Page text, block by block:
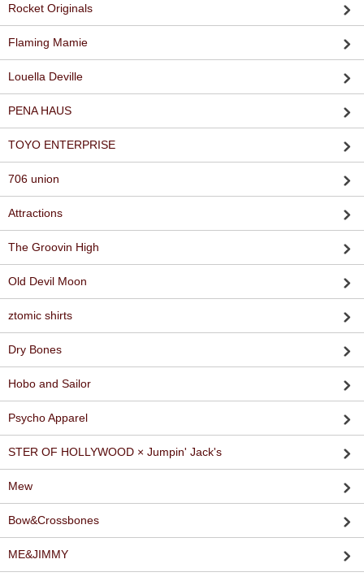
Rocket Originals
Flaming Mamie
Louella Deville
PENA HAUS
TOYO ENTERPRISE
706 union
Attractions
The Groovin High
Old Devil Moon
ztomic shirts
Dry Bones
Hobo and Sailor
Psycho Apparel
STER OF HOLLYWOOD × Jumpin' Jack's
Mew
Bow&Crossbones
ME&JIMMY